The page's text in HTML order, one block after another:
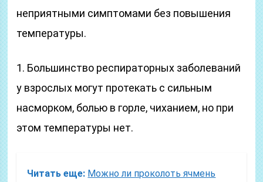
неприятными симптомами без повышения
температуры.
1. Большинство респираторных заболеваний
у взрослых могут протекать с сильным
насморком, болью в горле, чиханием, но при
этом температуры нет.
Читать еще: Можно ли проколоть ячмень